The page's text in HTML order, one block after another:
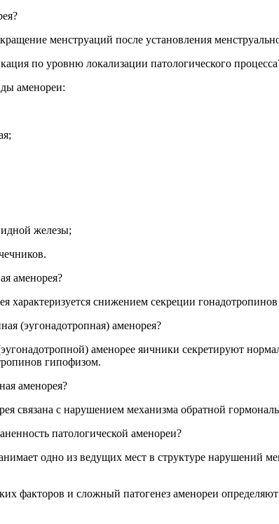
менструаций после установления
по уровню локализации патологического
аменореи:
железы;
аменорея?
характеризуется снижением секреции
(эугонадотропная) аменорея?
аменорее яичники секретируют
гипофизом.
аменорея?
связана с нарушением механизма обратной
патологической аменореи?
одно из ведущих мест в структуре нарушений
факторов и сложный патогенез аменореи